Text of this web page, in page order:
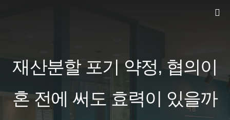
너
재산분할 포기 약정, 협의이
혼 전에 써도 효력이 있을까